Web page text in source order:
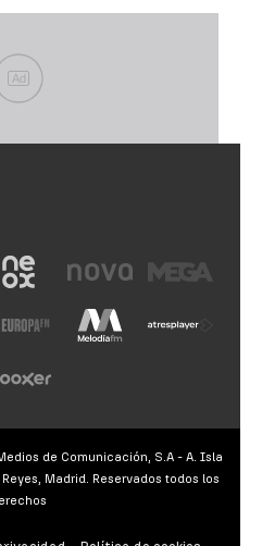
Ad
de Comunicación, S.A - A. Isla
Madrid. Reservados todos los